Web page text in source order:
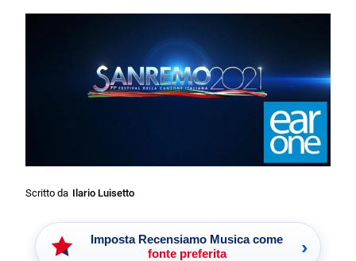
Scritto da Ilario Luisetto
Imposta Recensiamo Musica come
fonte preferita
›